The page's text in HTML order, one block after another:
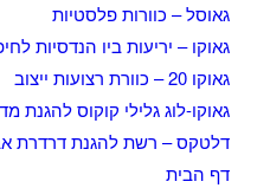
גאוסל – כוורות פלסטיות
גאוקו – יריעות ביו הנדסיות
גאוקו 20 – כוורת רצועות ייצוב
גאוקו-לוג גלילי קוקוס להגנת
דלטקס – רשת להגנת דרדרת
דף הבית